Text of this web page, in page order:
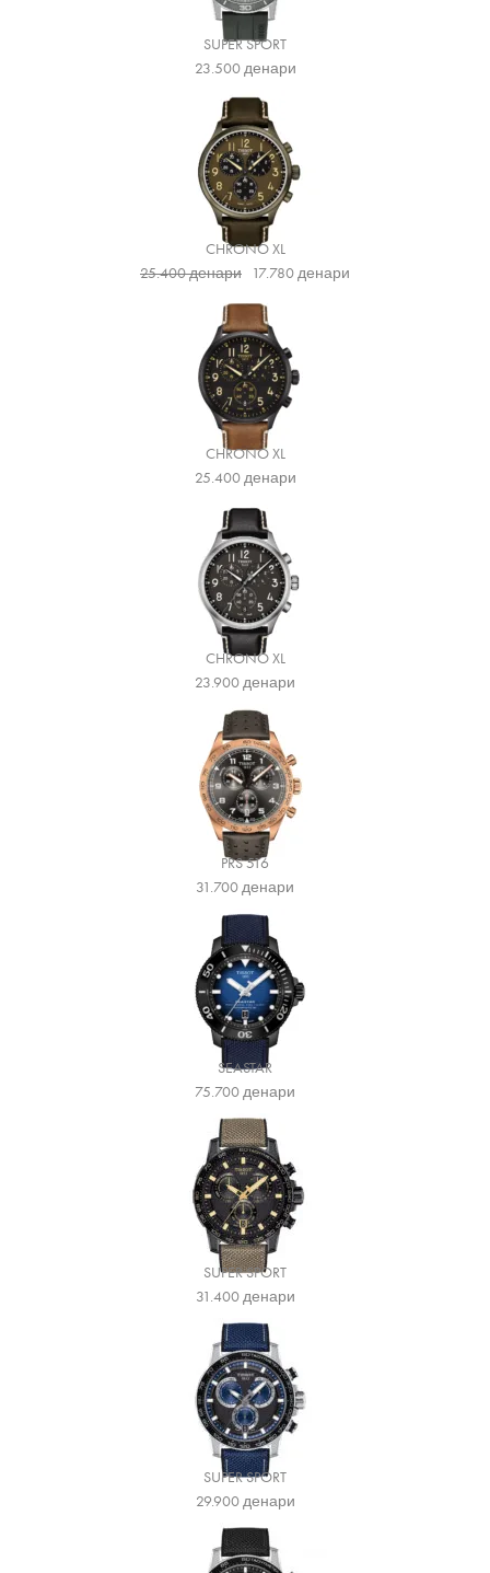
SUPER SPORT
23.500денари
CHRONO XL
25.400денари 17.780денари
CHRONO XL
25.400денари
CHRONO XL
23.900денари
PRS 516
31.700денари
SEASTAR
75.700денари
SUPER SPORT
31.400денари
SUPER SPORT
29.900денари